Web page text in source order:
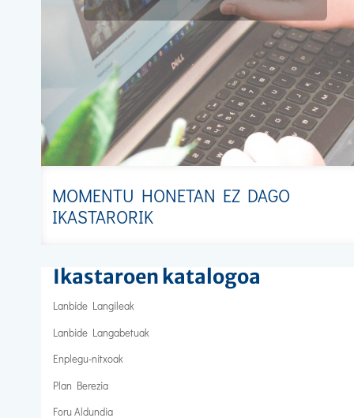
MOMENTU HONETAN EZ DAGO
IKASTARORIK
Ikastaroen katalogoa
Lanbide Langileak
Lanbide Langabetuak
Enplegu-nitxoak
Plan Berezia
Foru Aldundia